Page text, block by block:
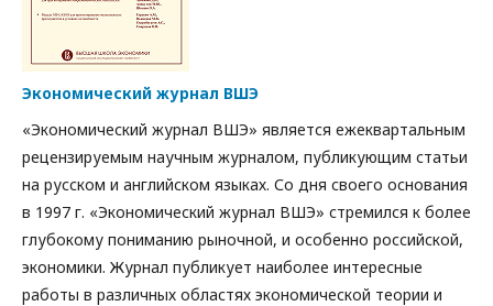
Экономический журнал ВШЭ
«Экономический журнал ВШЭ» является ежеквартальным
рецензируемым научным журналом, публикующим статьи
на русском и английском языках. Со дня своего основания
в 1997 г. «Экономический журнал ВШЭ» стремился к более
глубокому пониманию рыночной, и особенно российской,
экономики. Журнал публикует наиболее интересные
работы в различных областях экономической теории и